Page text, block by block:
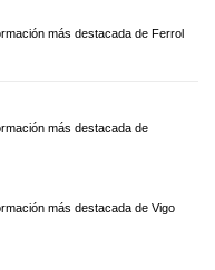
más destacada de Ferrol
más destacada de
más destacada de Vigo